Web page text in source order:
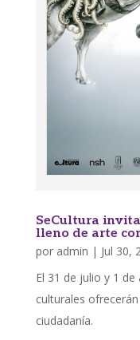
SeCultura
lleno de arte
por admin | Jul 30,
El 31 de julio y 1
culturales
ciudadanía.